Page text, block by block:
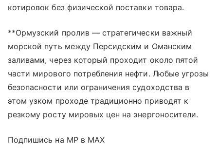
котировок без физической поставки товара.
**Ормузский пролив — стратегически важный
морской путь между Персидским и Оманским
заливами, через который проходит около пятой
части мирового потребления нефти. Любые угрозы
безопасности или ограничения судоходства в
этом узком проходе традиционно приводят к
резкому росту мировых цен на энергоносители.
Подпишись на MP в MAX